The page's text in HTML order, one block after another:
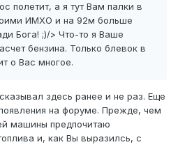
полетит, а я тут Вам палки в
ИМХО и на 92м больше
Бога! ;)/> Что-то я Ваше
бензина. Только блевок в
о Вас многое.
здесь ранее и не раз. Еще
на форуме. Прежде, чем
машины предпочитаю
и, как Вы выразилсь, с